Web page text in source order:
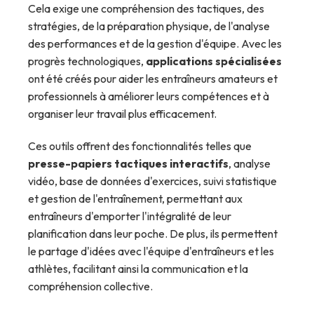
Cela exige une compréhension des tactiques, des
stratégies, de la préparation physique, de l'analyse
des performances et de la gestion d'équipe. Avec les
progrès technologiques, applications spécialisées
ont été créés pour aider les entraîneurs amateurs et
professionnels à améliorer leurs compétences et à
organiser leur travail plus efficacement.
Ces outils offrent des fonctionnalités telles que
presse-papiers tactiques interactifs, analyse
vidéo, base de données d'exercices, suivi statistique
et gestion de l'entraînement, permettant aux
entraîneurs d'emporter l'intégralité de leur
planification dans leur poche. De plus, ils permettent
le partage d'idées avec l'équipe d'entraîneurs et les
athlètes, facilitant ainsi la communication et la
compréhension collective.